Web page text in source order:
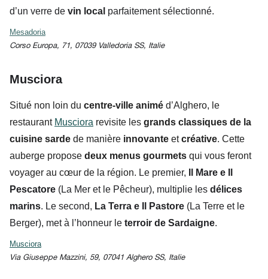
d’un verre de vin local parfaitement sélectionné.
Mesadoria
Corso Europa, 71, 07039 Valledoria SS, Italie
Musciora
Situé non loin du centre-ville animé d’Alghero, le
restaurant Musciora revisite les grands classiques de la
cuisine sarde de manière innovante etcréative. Cette
auberge propose deux menus gourmets qui vous feront
voyager au cœur de la région. Le premier, Il Mare e Il
Pescatore (La Mer et le Pêcheur), multiplie les délices
marins. Le second, La Terra e Il Pastore (La Terre et le
Berger), met à l’honneur le terroir de Sardaigne.
Musciora
Via Giuseppe Mazzini, 59, 07041 Alghero SS, Italie